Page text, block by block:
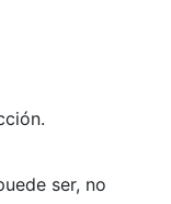
ser, no